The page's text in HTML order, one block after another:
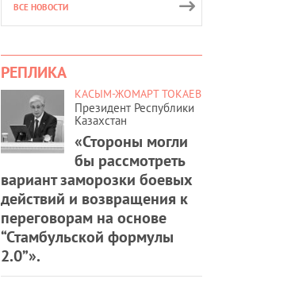
ВСЕ НОВОСТИ
РЕПЛИКА
КАСЫМ-ЖОМАРТ ТОКАЕВ
Президент Республики
Казахстан
«Стороны могли
бы рассмотреть
вариант заморозки боевых
действий и возвращения к
переговорам на основе
“Стамбульской формулы
2.0”».